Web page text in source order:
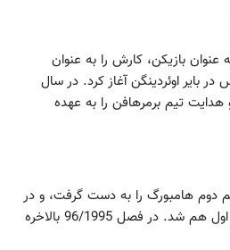
بازیکن،‌ کارش را به عنوان
بایر اوئردینگن آغاز کرد. در سال
و هدایت تیم برمرهافن را به عهده
هدایت تیم دوم هامبورگ را به دست گرفت، و در
همان سال دستیار مربی تیم اول هم شد. در فصل 96/1995 بالاخره